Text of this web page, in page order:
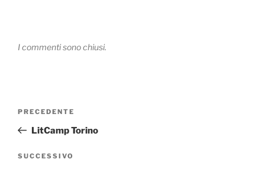
I commenti sono chiusi.
Navigazione
Articolo
precedente:
PRECEDENTE
LitCamp Torino
Articolo
SUCCESSIVO